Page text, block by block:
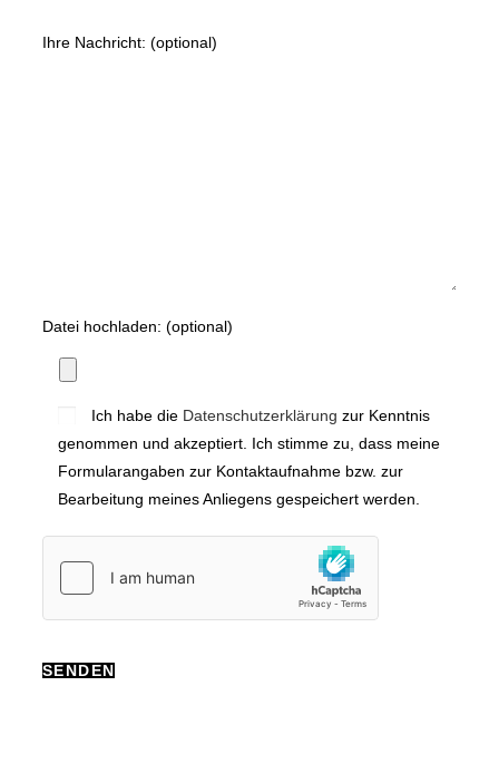
Ihre Nachricht: (optional)
Datei hochladen: (optional)
Ich habe die Datenschutzerklärung zur Kenntnis
genommen und akzeptiert. Ich stimme zu, dass meine
Formularangaben zur Kontaktaufnahme bzw. zur
Bearbeitung meines Anliegens gespeichert werden.